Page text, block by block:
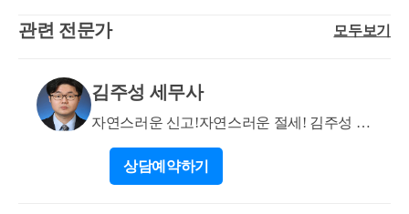
유한 주택)을 양도하는 경우에는 1세대 1주택 비과세
아 2주택을 보유한 어머니와 합가를 하였기 때문에 동
거봉양에 따른 합가특례 비과세는 불가능합니다. 동거
봉양합가에 따른 비과세 특례의 경우, 1주택을 보유한
자가 1주택을 보유한 60세 이상의 직계존속의 동거봉
양을 위하여 일시적으로 2주택이 된 경우, 10년 이내
할 때 받을 수 있는 비과세 혜택을 배제하는 내용입니
세대별 주택수가 2채 이상인 일반주택 보유자에게 별
도로 일반주택에 대한 양도소득세 비과세를 적용해줄
이유가 없기 때문입니다. 다만, 소수지분권을 보유한
자에게는 공동상속주택에 대해 주택수 산입을 제외하
는 규정이 있어 일반주택을 양도 시 1세대 1주택 비과
세를 적용받을 여지가 있습니다. (해당 판단은 조세심
관련 전문가 모두보기
김주성 세무사
자연스러운 신고!자연스러운 절세! 김주성 세
무사 입니다
상담예약하기